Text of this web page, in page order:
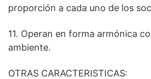
proporción a cada uno de los
11. Operan en forma armónica
ambiente.
OTRAS CARACTERISTICAS: